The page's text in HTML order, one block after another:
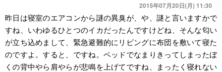
2015年07月20日(月) 11:30
昨日は寝室のエアコンから謎の異臭が、や、謎と言いますかで
すね、いわゆるひとつのイカだったんですけどね、そんな匂い
が立ち込めまして、緊急避難的にリビングに布団を敷いて寝た
のですよ。すると、ですね。ベッドでなまりきってしまったぼ
くの背中やら肩やらが悲鳴を上げてですね、まったく寝れない